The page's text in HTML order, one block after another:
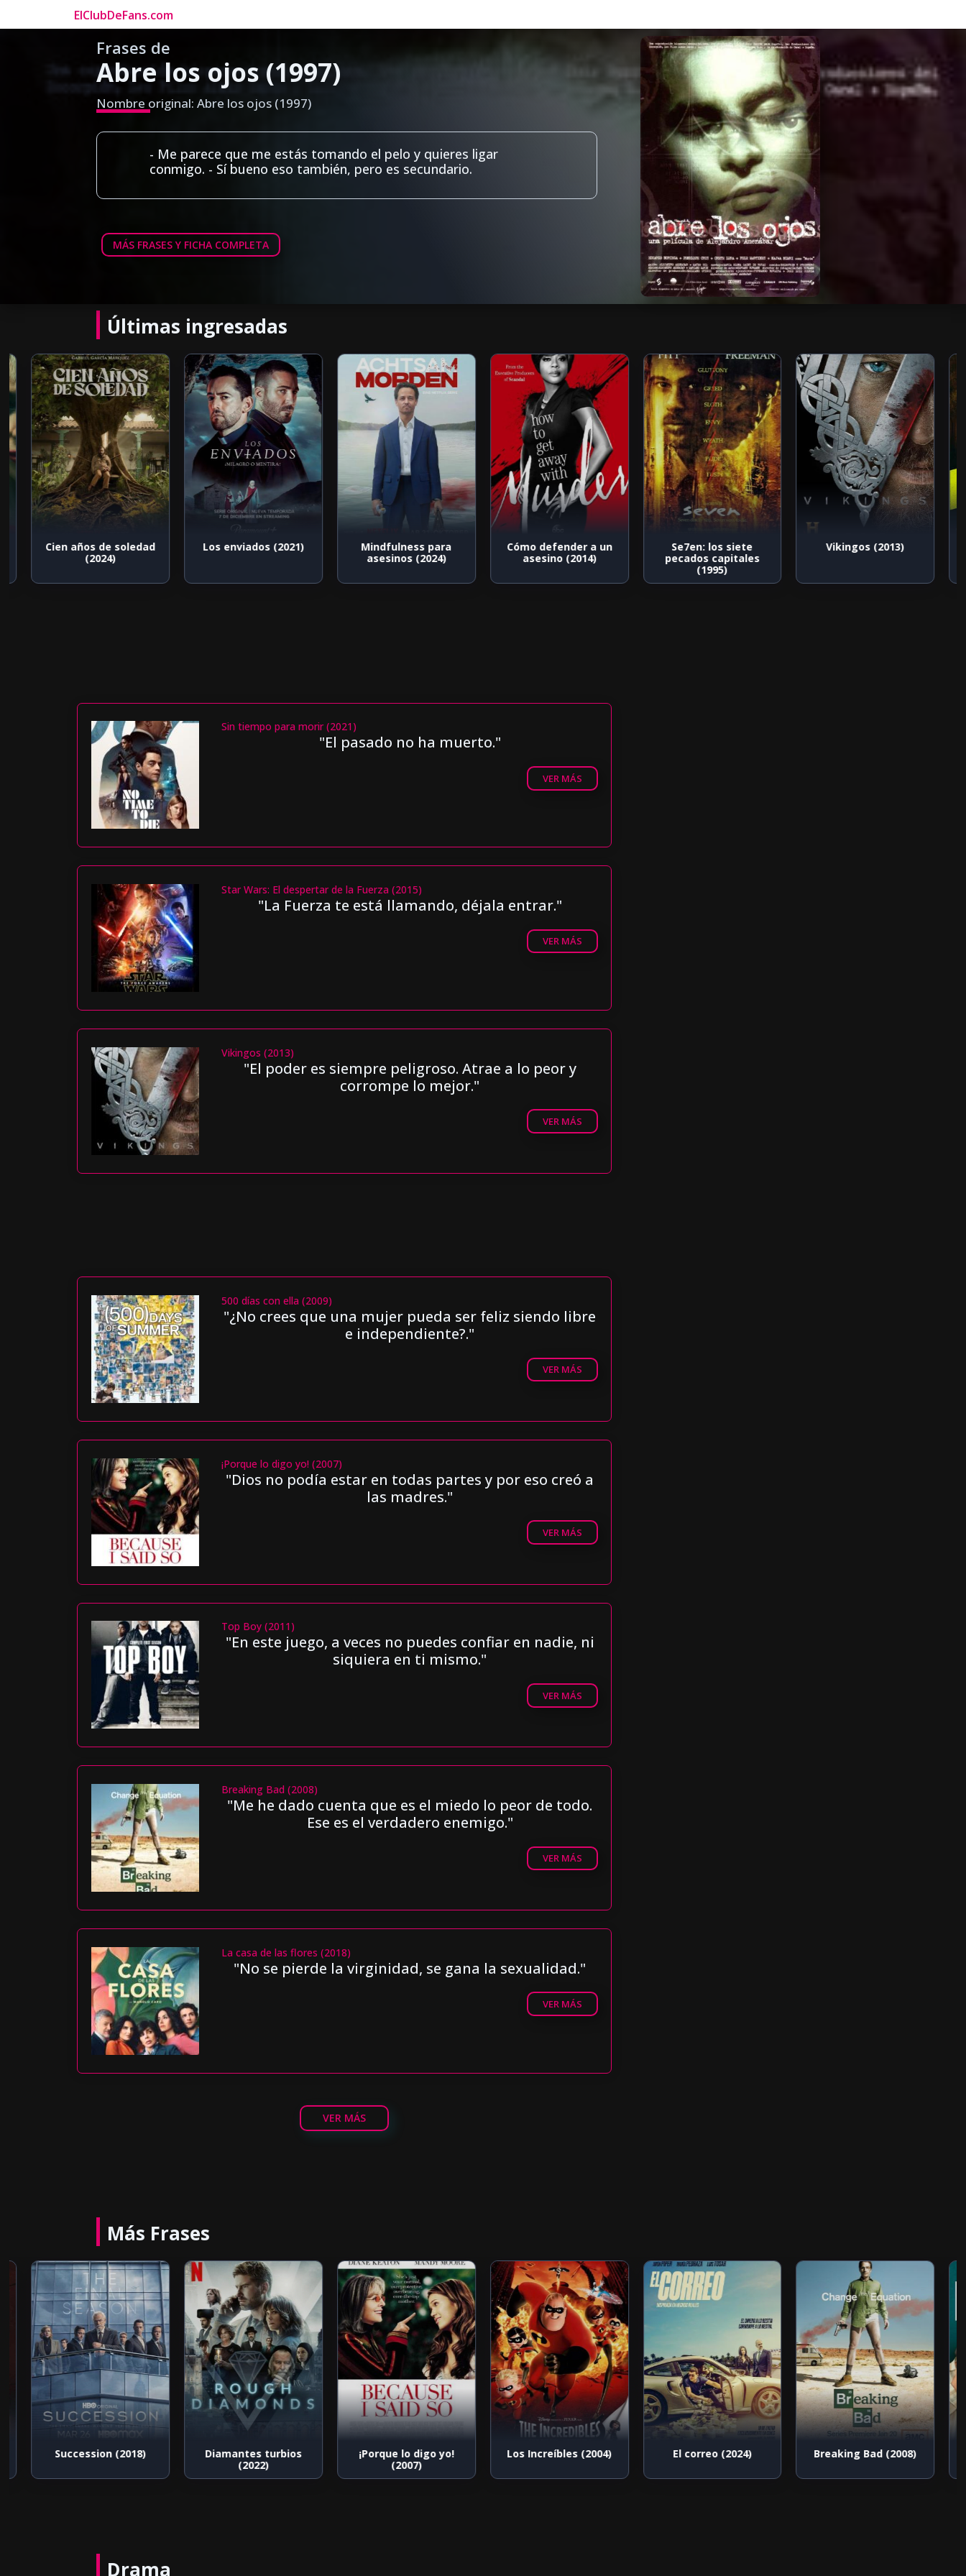
ElClubDeFans.com
Frases de
Abre los ojos (1997)
Nombre original: Abre los ojos (1997)
- Me parece que me estás tomando el pelo y quieres ligar
conmigo. - Sí bueno eso también, pero es secundario.
MÁS FRASES Y FICHA COMPLETA
Últimas ingresadas
Cien años de soledad
(2024)
Los enviados (2021)
Mindfulness para
asesinos (2024)
Cómo defender a un
asesino (2014)
Se7en: los siete
pecados capitales
(1995)
Vikingos (2013)
Sin tiempo para morir (2021)
"El pasado no ha muerto."
VER MÁS
Star Wars: El despertar de la Fuerza (2015)
"La Fuerza te está llamando, déjala entrar."
VER MÁS
Vikingos (2013)
"El poder es siempre peligroso. Atrae a lo peor y
corrompe lo mejor."
VER MÁS
500 días con ella (2009)
"¿No crees que una mujer pueda ser feliz siendo libre
e independiente?."
VER MÁS
¡Porque lo digo yo! (2007)
"Dios no podía estar en todas partes y por eso creó a
las madres."
VER MÁS
Top Boy (2011)
"En este juego, a veces no puedes confiar en nadie, ni
siquiera en ti mismo."
VER MÁS
Breaking Bad (2008)
"Me he dado cuenta que es el miedo lo peor de todo.
Ese es el verdadero enemigo."
VER MÁS
La casa de las flores (2018)
"No se pierde la virginidad, se gana la sexualidad."
VER MÁS
VER MÁS
Más Frases
Succession (2018)
Diamantes turbios
(2022)
¡Porque lo digo yo!
(2007)
Los Increíbles (2004) El correo (2024) Breaking Bad (2008)
Drama